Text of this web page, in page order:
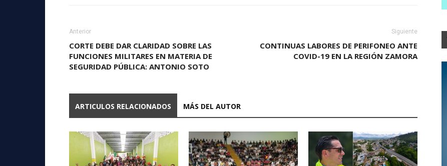
Anterior
CORTE DEBE DAR CLARIDAD SOBRE LAS
FUNCIONES MILITARES EN MATERIA DE
SEGURIDAD PÚBLICA: ANTONIO SOTO
Siguiente
CONTINUAS LABORES DE PERIFONEO ANTE
COVID-19 EN LA REGIÓN ZAMORA
ARTICULOS RELACIONADOS MÁS DEL AUTOR